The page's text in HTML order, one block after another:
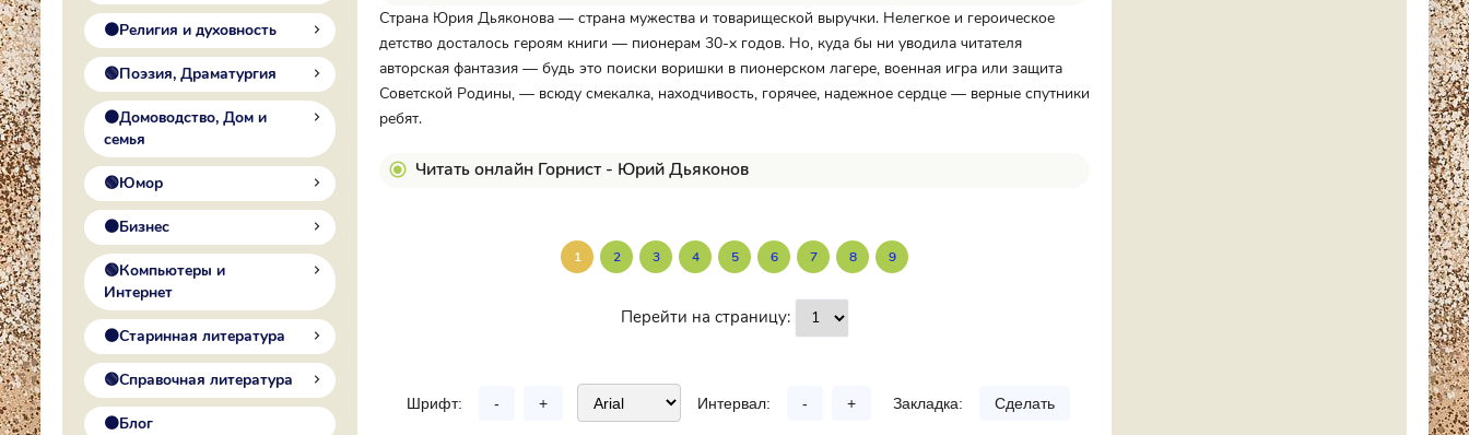
🟠Религия и духовность
🟢Поэзия, Драматургия
🟠Домоводство, Дом и
семья
🟢Юмор
🟠Бизнес
🟢Компьютеры и
Интернет
🟠Старинная литература
🟢Справочная литература
🟠Блог
Страна Юрия Дьяконова — страна мужества и товарищеской выручки. Нелегкое и героическое
детство досталось героям книги — пионерам 30-х годов. Но, куда бы ни уводила читателя
авторская фантазия — будь это поиски воришки в пионерском лагере, военная игра или защита
Советской Родины, — всюду смекалка, находчивость, горячее, надежное сердце — верные спутники
ребят.
Читать онлайн Горнист - Юрий Дьяконов
1 2 3 4 5 6 7 8 9
Перейти на страницу:
Шрифт: - + Интервал: - + Закладка: Сделать